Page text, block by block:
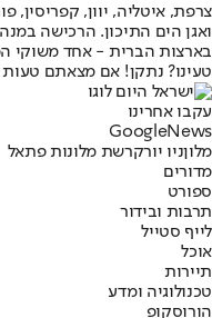
צרפת, איטליה, יוון, קפריסין,
ואגן הים התיכון. הרכישה
בארצות הברית - אחד משוקי
טעינו? נתקן! אם מצאתם
עקבו אחרינו
GoogleNews
מלוןניו יורקרשת מלונות פתאל
מדורים
ספורט
תרבות ובידור
לייף סטייל
אוכל
תיירות
טכנולוגיה ומדע
הורוסקופ